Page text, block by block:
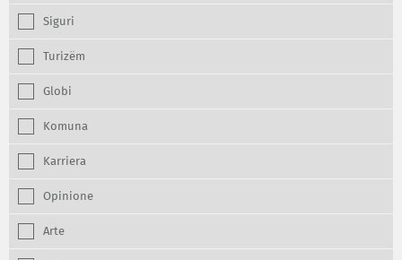
Siguri
Turizëm
Globi
Komuna
Karriera
Opinione
Arte